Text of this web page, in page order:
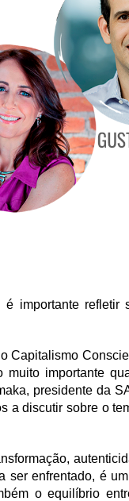
importante refletir
Capitalismo
muito importante
presidente da
a discutir sobre o
ser enfrentado, é
o equilíbrio